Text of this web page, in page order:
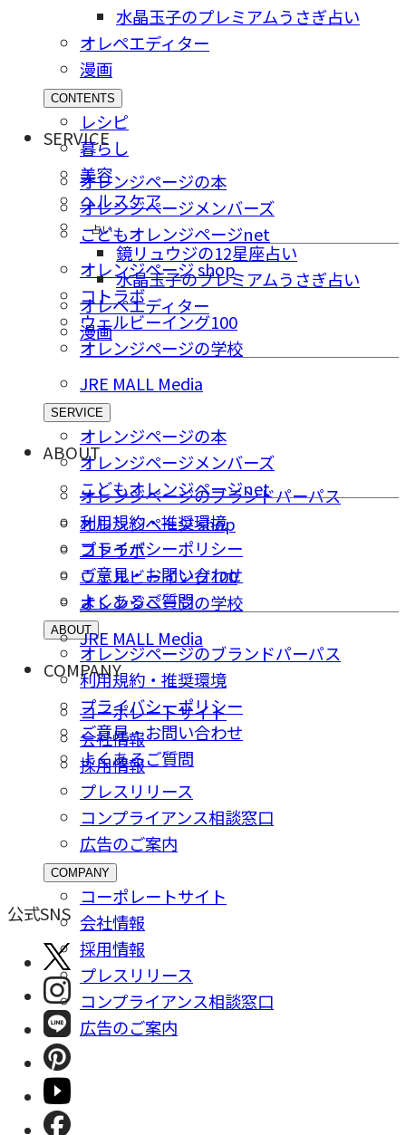
水晶玉子のプレミアムうさぎ占い
オレペエディター
漫画
CONTENTS
レシピ
暮らし
美容
ヘルスケア
占い
鏡リュウジの12星座占い
水晶玉子のプレミアムうさぎ占い
オレペエディター
漫画
SERVICE
オレンジページの本
オレンジページメンバーズ
こどもオレンジページnet
オレンジページ shop
コトラボ
ウェルビーイング100
オレンジページの学校
JRE MALL Media
SERVICE
オレンジページの本
オレンジページメンバーズ
こどもオレンジページnet
オレンジページ shop
コトラボ
ウェルビーイング100
オレンジページの学校
JRE MALL Media
ABOUT
オレンジページのブランドパーパス
利用規約・推奨環境
プライバシーポリシー
ご意⾒・お問い合わせ
よくあるご質問
ABOUT
オレンジページのブランドパーパス
利用規約・推奨環境
プライバシーポリシー
ご意⾒・お問い合わせ
よくあるご質問
COMPANY
コーポレートサイト
会社情報
採⽤情報
プレスリリース
コンプライアンス相談窓⼝
広告のご案内
COMPANY
コーポレートサイト
会社情報
採⽤情報
プレスリリース
コンプライアンス相談窓⼝
広告のご案内
公式SNS